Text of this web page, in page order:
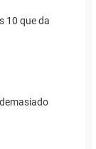
10 que da